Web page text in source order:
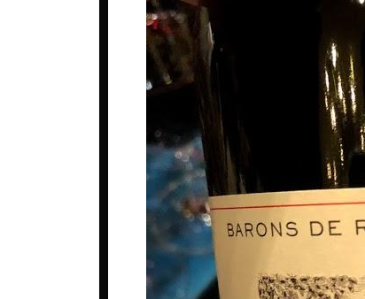
スペイン
チェコ共和国
ドイツ
ニュージーランド
ハンガリー
コート・デュ・ローヌ
ベルギー